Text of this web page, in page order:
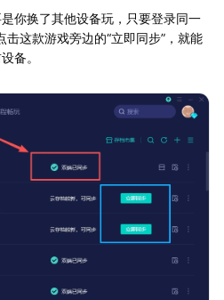
你换了其他设备玩，只要登录同一
这款游戏旁边的“立即同步”，就能
备。